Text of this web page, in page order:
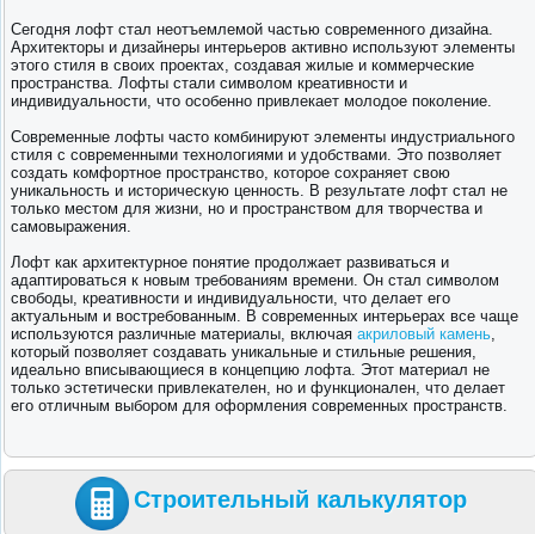
Сегодня лофт стал неотъемлемой частью современного дизайна.
Архитекторы и дизайнеры интерьеров активно используют элементы
этого стиля в своих проектах, создавая жилые и коммерческие
пространства. Лофты стали символом креативности и
индивидуальности, что особенно привлекает молодое поколение.
Современные лофты часто комбинируют элементы индустриального
стиля с современными технологиями и удобствами. Это позволяет
создать комфортное пространство, которое сохраняет свою
уникальность и историческую ценность. В результате лофт стал не
только местом для жизни, но и пространством для творчества и
самовыражения.
Лофт как архитектурное понятие продолжает развиваться и
адаптироваться к новым требованиям времени. Он стал символом
свободы, креативности и индивидуальности, что делает его
актуальным и востребованным. В современных интерьерах все чаще
используются различные материалы, включая акриловый камень,
который позволяет создавать уникальные и стильные решения,
идеально вписывающиеся в концепцию лофта. Этот материал не
только эстетически привлекателен, но и функционален, что делает
его отличным выбором для оформления современных пространств.
Строительный калькулятор